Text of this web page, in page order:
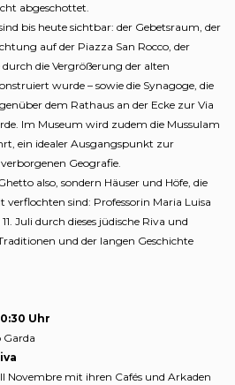
abgeschottet.
bis heute sichtbar: der Gebetsraum, der
auf der Piazza San Rocco, der
durch die Vergrößerung der alten
wurde – sowie die Synagoge, die
dem Rathaus an der Ecke zur Via
Im Museum wird zudem die Mussulam
ein idealer Ausgangspunkt zur
Geografie.
also, sondern Häuser und Höfe, die
verflochten sind: Professorin Maria Luisa
Juli durch dieses jüdische Riva und
und der langen Geschichte
Uhr
Garda
Novembre mit ihren Cafés und Arkaden